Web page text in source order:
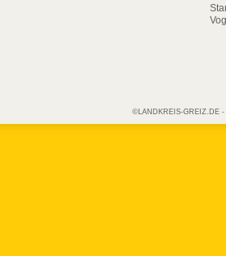
©LANDKREIS-GREIZ.DE